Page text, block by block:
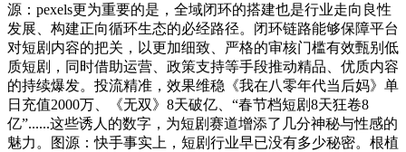
源：pexels更为重要的是，全域闭环的搭建也是行业走向良性
发展、构建正向循环生态的必经路径。闭环链路能够保障平台
对短剧内容的把关，以更加细致、严格的审核门槛有效甄别低
质短剧，同时借助运营、政策支持等手段推动精品、优质内容
的持续爆发。投流精准，效果维稳《我在八零年代当后妈》单
日充值2000万、《无双》8天破亿、“春节档短剧8天狂卷8
亿”......这些诱人的数字，为短剧赛道增添了几分神秘与性感的
魅力。图源：快手事实上，短剧行业早已没有多少秘密。根植